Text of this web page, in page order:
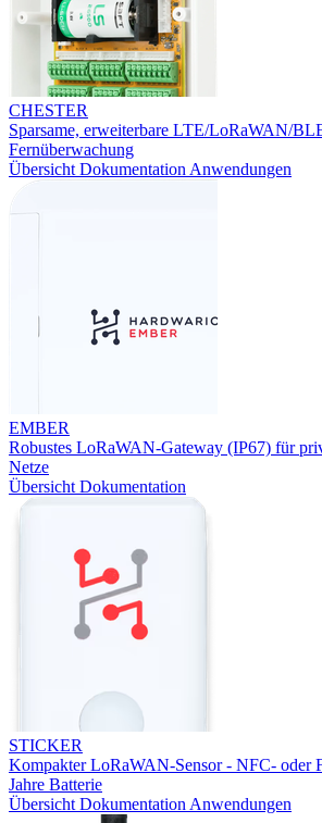
CHESTER
Sparsame, erweiterbare LTE/LoRaWAN/
Fernüberwachung
Übersicht Dokumentation Anwendungen
EMBER
Robustes LoRaWAN-Gateway (IP67) für
Netze
Übersicht Dokumentation
STICKER
Kompakter LoRaWAN-Sensor - NFC- oder
Jahre Batterie
Übersicht Dokumentation Anwendungen